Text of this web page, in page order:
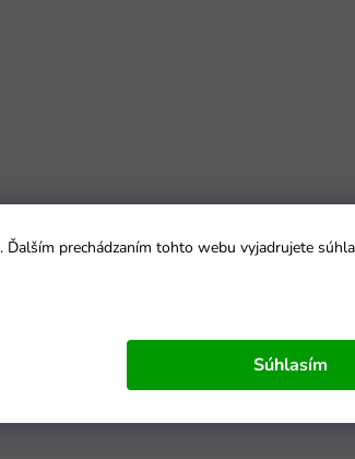
prechádzaním tohto webu vyjadrujete
Súhlasím